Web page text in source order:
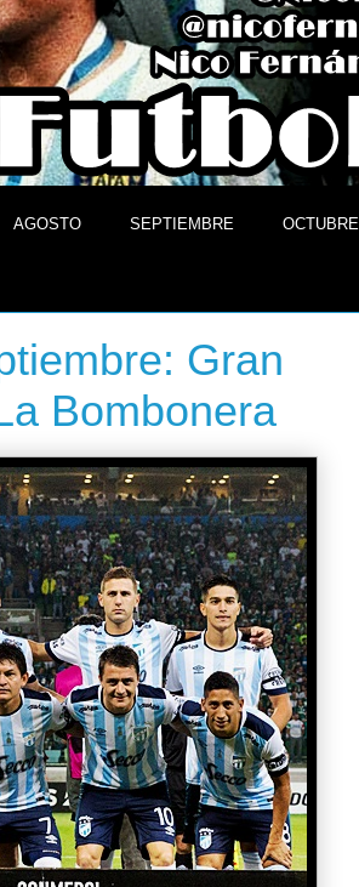
AGOSTO SEPTIEMBRE OCTUBRE
Gran
Bombonera